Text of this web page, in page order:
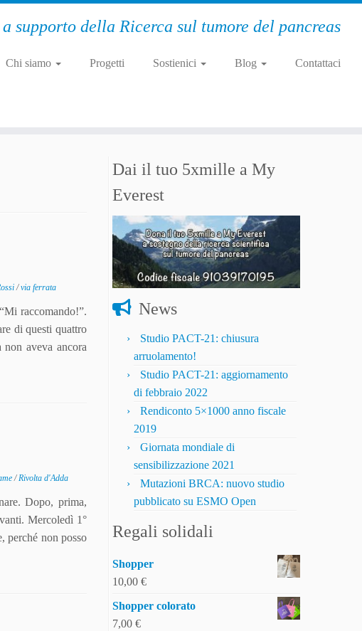
supporto della Ricerca sul tumore del pancreas
Chi siamo Progetti Sostienici Blog Contattaci
/via ferrata
raccomando!”.
di questi quattro
aveva ancora
/Rivolta d'Adda
Dopo, prima,
Mercoledì 1°
perché non posso
Dai il tuo 5xmille a My
Everest
News
Studio PACT-21: chiusura
arruolamento!
Studio PACT-21: aggiornamento
di febbraio 2022
Rendiconto 5×1000 anno fiscale
2019
Giornata mondiale di
sensibilizzazione 2021
Mutazioni BRCA: nuovo studio
pubblicato su ESMO Open
Regali solidali
Shopper
10,00 €
Shopper colorato
7,00 €